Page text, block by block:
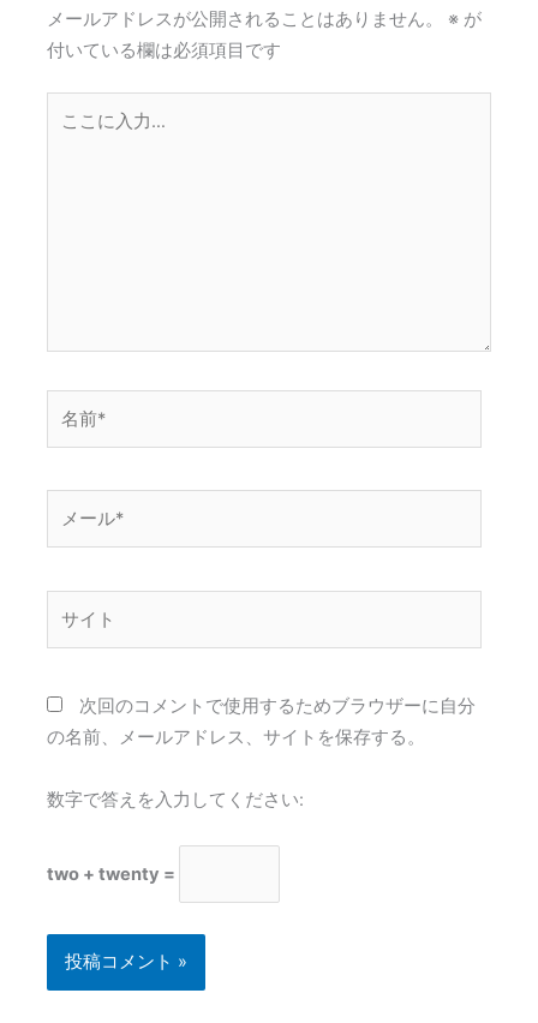
メールアドレスが公開されることはありません。 ※ が
付いている欄は必須項目です
こ
*
次回のコメントで使用するためブラウザーに自分
の名前、メールアドレス、サイトを保存する。
数字で答えを入力してください:
two + twenty =